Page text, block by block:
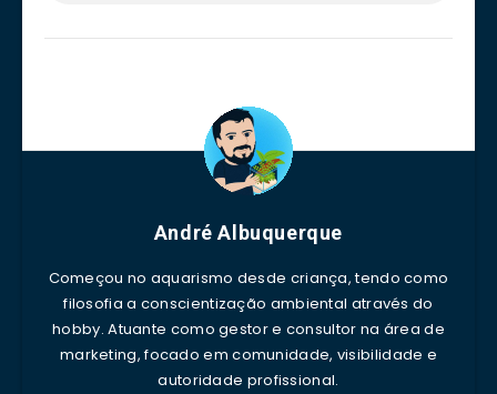
André Albuquerque
Começou no aquarismo desde criança, tendo como
filosofia a conscientização ambiental através do
hobby. Atuante como gestor e consultor na área de
marketing, focado em comunidade, visibilidade e
autoridade profissional.